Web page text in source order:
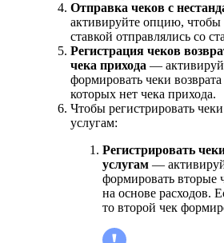
Отправка чеков с
активируйте опцию, чтобы
ставкой отправлялись со
Регистрация чеков
чека прихода —
формировать чеки
которых нет чека прихода.
Чтобы регистрировать
услугам:
Регистрировать
услугам —
формировать вторые
на основе расходов.
то второй чек